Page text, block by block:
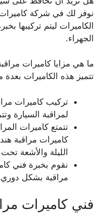
نوفر لك في شركة كاميرات
الكاميرات ليتم تركيبها
الجهراء.
ما هي مزايا كاميرات
تتميز هذه الكاميرات بعدة
تركيب كاميرات
لمراقبة السيارة
تتمتع كاميرات
كاميرات مراقبة
الليلة والأشعة
نقوم بخبرة فني
مراقبة بشكل
فني كاميرات